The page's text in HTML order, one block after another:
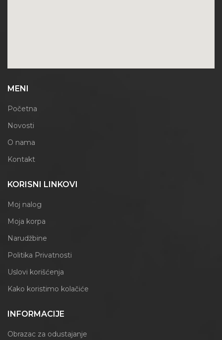
MENI
Početna
Novosti
O nama
Kontakt
KORISNI LINKOVI
Moj nalog
Moja korpa
Narudžbine
Politika Privatnosti
Uslovi korišćenja
Kako koristimo kolačiće
INFORMACIJE
Obrazac za odustajanje